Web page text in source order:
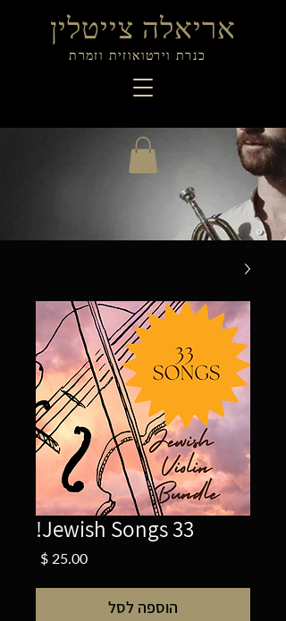
אריאלה צייטלין
כנרת וירטואוזית וזמרת
33 Jewish Songs!
הוספה לסל